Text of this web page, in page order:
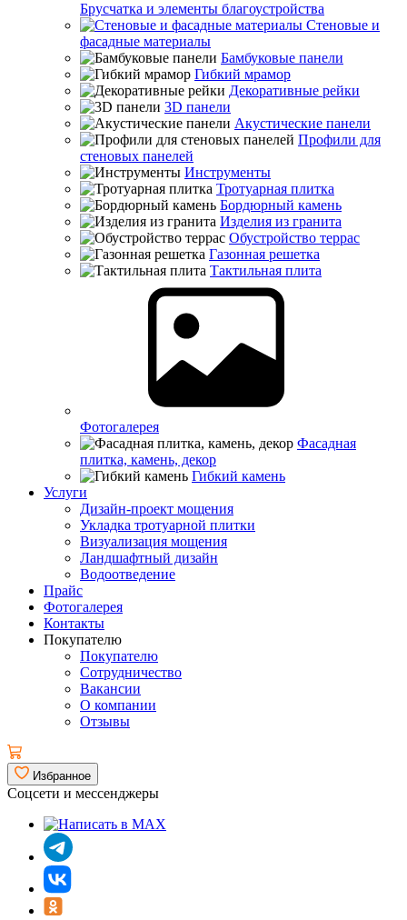
Брусчатка и элементы благоустройства
Стеновые и
фасадные материалы
Бамбуковые панели
Гибкий мрамор
Декоративные рейки
3D панели
Акустические панели
Профили для
стеновых панелей
Инструменты
Тротуарная плитка
Бордюрный камень
Изделия из гранита
Обустройство террас
Газонная решетка
Тактильная плита
Фотогалерея
Фасадная
плитка, камень, декор
Гибкий камень
Услуги
Дизайн-проект мощения
Укладка тротуарной плитки
Визуализация мощения
Ландшафтный дизайн
Водоотведение
Прайс
Фотогалерея
Контакты
Покупателю
Покупателю
Сотрудничество
Вакансии
О компании
Отзывы
Избранное
Соцсети и мессенджеры